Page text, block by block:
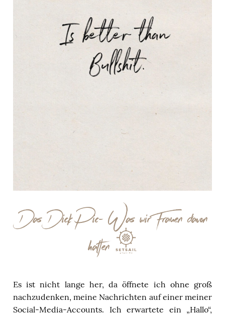
Das Dick Pic- Was wir Frauen davon
halten …
Es ist nicht lange her, da öffnete ich ohne groß
nachzudenken, meine Nachrichten auf einer meiner
Social-Media-Accounts. Ich erwartete ein „Hallo“,